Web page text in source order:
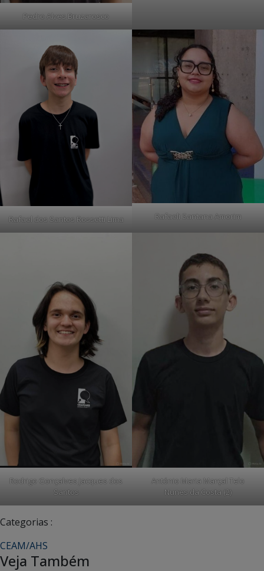
Pedro Alves Bruzarosco
Rafael dos Santos Rossetti Lima Rafaeli Santana Amorim
Rodrigo Gonçalves Jacques dos
Santos
António Maria Marçal Telo
Nunes da Costa (2)
Categorias :
CEAM/AHS
Veja Também